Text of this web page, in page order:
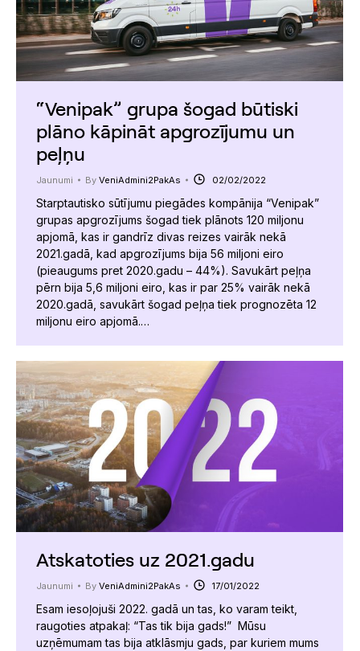
“Venipak” grupa šogad būtiski
plāno kāpināt apgrozījumu un
peļņu
Jaunumi By VeniAdmini2PakAs 02/02/2022
Starptautisko sūtījumu piegādes kompānija “Venipak”
grupas apgrozījums šogad tiek plānots 120 miljonu
apjomā, kas ir gandrīz divas reizes vairāk nekā
2021.gadā, kad apgrozījums bija 56 miljoni eiro
(pieaugums pret 2020.gadu – 44%). Savukārt peļņa
pērn bija 5,6 miljoni eiro, kas ir par 25% vairāk nekā
2020.gadā, savukārt šogad peļņa tiek prognozēta 12
miljonu eiro apjomā.…
Atskatoties uz 2021.gadu
Jaunumi By VeniAdmini2PakAs 17/01/2022
Esam iesoļojuši 2022. gadā un tas, ko varam teikt,
raugoties atpakaļ: “Tas tik bija gads!” Mūsu
uzņēmumam tas bija atklāsmju gads, par kuriem mums